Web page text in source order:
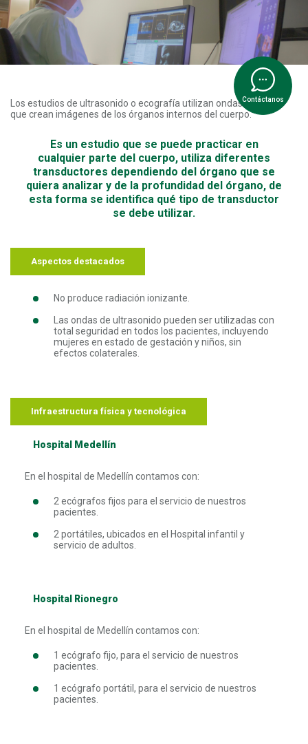
Los estudios de ultrasonido o ecografía utilizan ondas sonoras
que crean imágenes de los órganos internos del cuerpo.
Es un estudio que se puede practicar en
cualquier parte del cuerpo, utiliza diferentes
transductores dependiendo del órgano que se
quiera analizar y de la profundidad del órgano, de
esta forma se identifica qué tipo de transductor
se debe utilizar.
Aspectos destacados
No produce radiación ionizante.
Las ondas de ultrasonido pueden ser utilizadas con
total seguridad en todos los pacientes, incluyendo
mujeres en estado de gestación y niños, sin
efectos colaterales.
Infraestructura física y tecnológica
Hospital Medellín
En el hospital de Medellín contamos con:
2 ecógrafos fijos para el servicio de nuestros
pacientes.
2 portátiles, ubicados en el Hospital infantil y
servicio de adultos.
Hospital Rionegro
En el hospital de Medellín contamos con:
1 ecógrafo fijo, para el servicio de nuestros
pacientes.
1 ecógrafo portátil, para el servicio de nuestros
pacientes.
Contáctanos